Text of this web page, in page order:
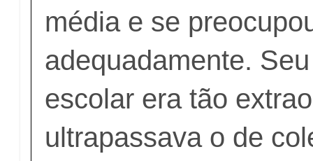
média e se
adequadamente.
escolar era tão
ultrapassava o de